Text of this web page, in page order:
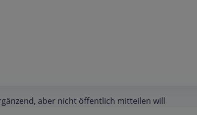
aber nicht öffentlich mitteilen will